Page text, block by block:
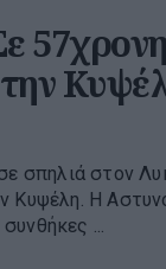
σπηλιά στον
Κυψέλη. Η
...